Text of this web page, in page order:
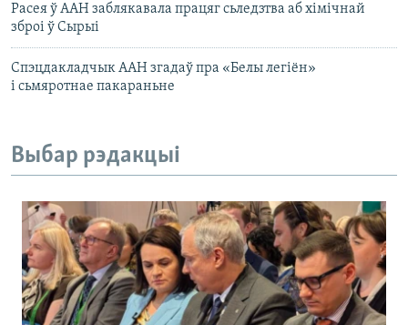
Расея ў ААН заблякавала працяг сьледзтва аб хімічнай
зброі ў Сырыі
Спэцдакладчык ААН згадаў пра «Белы легіён»
і сьмяротнае пакараньне
Выбар рэдакцыі